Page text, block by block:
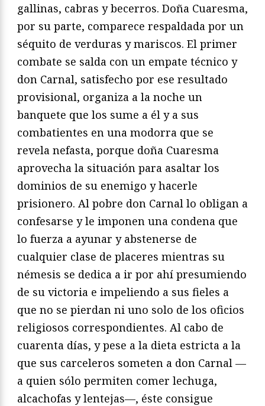
gallinas, cabras y becerros. Doña Cuaresma,
por su parte, comparece respaldada por un
séquito de verduras y mariscos. El primer
combate se salda con un empate técnico y
don Carnal, satisfecho por ese resultado
provisional, organiza a la noche un
banquete que los sume a él y a sus
combatientes en una modorra que se
revela nefasta, porque doña Cuaresma
aprovecha la situación para asaltar los
dominios de su enemigo y hacerle
prisionero. Al pobre don Carnal lo obligan a
confesarse y le imponen una condena que
lo fuerza a ayunar y abstenerse de
cualquier clase de placeres mientras su
némesis se dedica a ir por ahí presumiendo
de su victoria e impeliendo a sus fieles a
que no se pierdan ni uno solo de los oficios
religiosos correspondientes. Al cabo de
cuarenta días, y pese a la dieta estricta a la
que sus carceleros someten a don Carnal —
a quien sólo permiten comer lechuga,
alcachofas y lentejas—, éste consigue